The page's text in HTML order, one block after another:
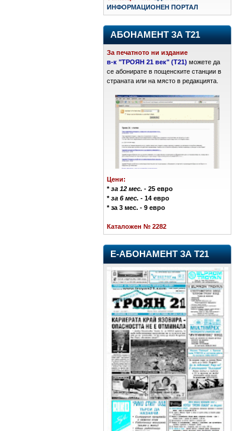
ИНФОРМАЦИОНЕН ПОРТАЛ
АБОНАМЕНТ ЗА Т21
За печатното ни издание
в-к "ТРОЯН 21 век" (Т21) можете да
се абонирате в пощенските станции в
страната или на място в редакцията.
Цени:
*за 12 мес. - 25 евро
*за 6 мес. - 14 евро
* за 3 мес. - 9 евро
Каталожен № 2282
Е-АБОНАМЕНТ ЗА Т21